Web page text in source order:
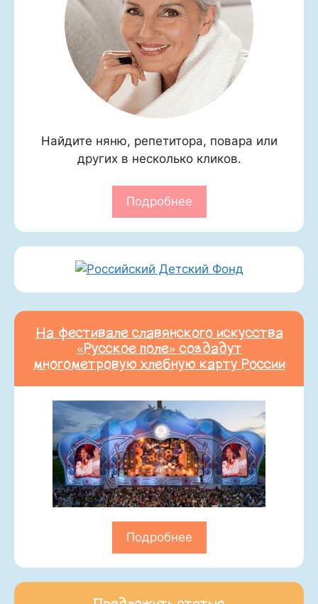
Найдите няню, репетитора, повара или
других в несколько кликов.
Подробнее
На фестивале славянского искусства
«Русское поле» создадут
многометровую хлебную карту России
Подробнее